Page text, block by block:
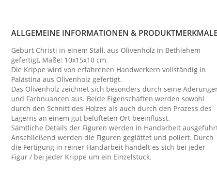
ALLGEMEINE INFORMATIONEN &
Geburt Christi in einem Stall, aus Olivenholz in Bethlehem
gefertigt, Maße: 10x15x10 cm.
Die Krippe wird von erfahrenen Handwerkern vollständig in
Palästina aus Olivenholz gefertigt.
Das Olivenholz zeichnet sich besonders durch seine
und Farbnuancen aus. Beide Eigenschaften werden sowohl
durch den Schnitt des Holzes als auch durch den Prozess des
Lagerns an einem gut belüfteten Ort beeinflusst.
Sämtliche Details der Figuren werden in Handarbeit
Anschließend werden die Figuren geglättet und poliert. Durch
die Fertigung in reiner Handarbeit handelt es sich bei jeder
Figur / bei jeder Krippe um ein Einzelstück.